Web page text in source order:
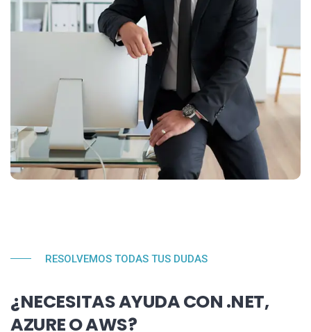
RESOLVEMOS TODAS TUS DUDAS
¿NECESITAS AYUDA CON .NET,
AZURE O AWS?